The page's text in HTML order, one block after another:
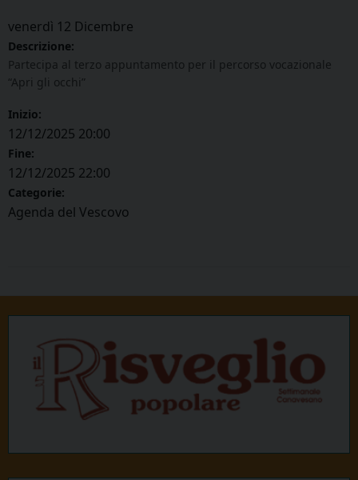
venerdì 12 Dicembre
Descrizione:
Partecipa al terzo appuntamento per il percorso vocazionale
“Apri gli occhi”
Inizio:
12/12/2025 20:00
Fine:
12/12/2025 22:00
Categorie:
Agenda del Vescovo